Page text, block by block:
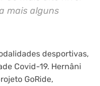
mais alguns
desportivas,
Covid-19. Hernâni
GoRide,